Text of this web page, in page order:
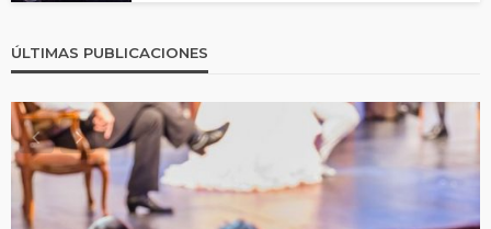
ÚLTIMAS PUBLICACIONES